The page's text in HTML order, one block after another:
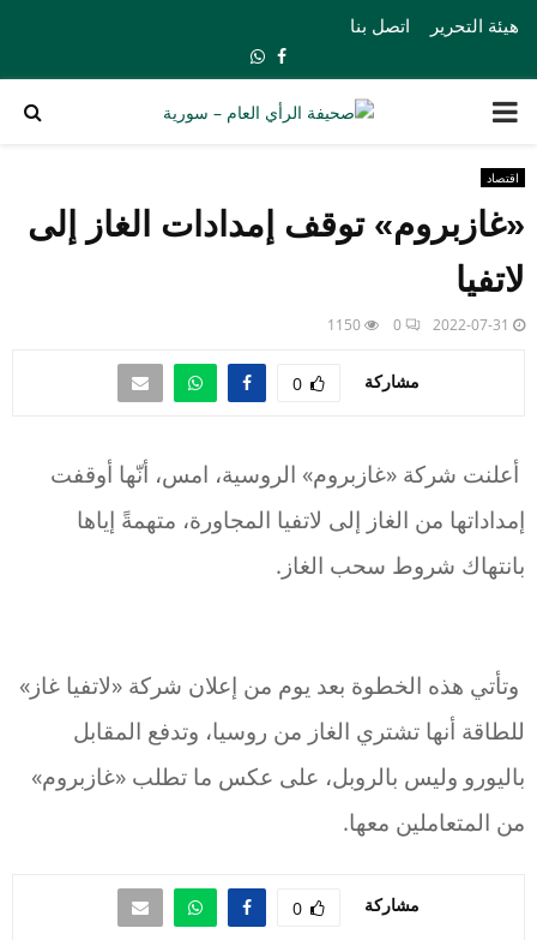
هيئة التحرير اتصل بنا
Facebook
Whatsapp
PRIMARY
MENU
اقتصاد
«غازبروم» توقف إمدادات الغاز إلى
لاتفيا
2022-07-31
0
1150
مشاركة 0
أعلنت شركة «غازبروم» الروسية، امس، أنّها أوقفت
إمداداتها من الغاز إلى لاتفيا المجاورة، متهمةً إياها
بانتهاك شروط سحب الغاز.
وتأتي هذه الخطوة بعد يوم من إعلان شركة «لاتفيا غاز»
للطاقة أنها تشتري الغاز من روسيا، وتدفع المقابل
باليورو وليس بالروبل، على عكس ما تطلب «غازبروم»
من المتعاملين معها.
مشاركة 0